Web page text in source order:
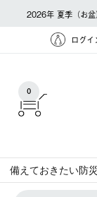
2026年 夏季（お盆
ログイ
0